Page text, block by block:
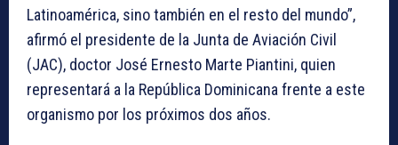
Latinoamérica, sino también en el resto del mundo”,
afirmó el presidente de la Junta de Aviación Civil
(JAC), doctor José Ernesto Marte Piantini, quien
representará a la República Dominicana frente a este
organismo por los próximos dos años.